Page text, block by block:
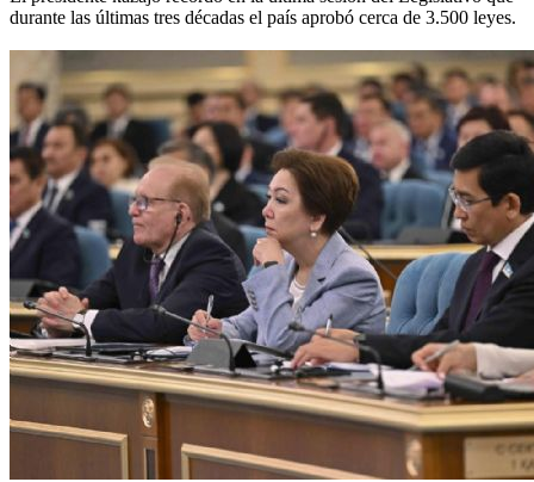
durante las últimas tres décadas el país aprobó cerca de 3.500 leyes.